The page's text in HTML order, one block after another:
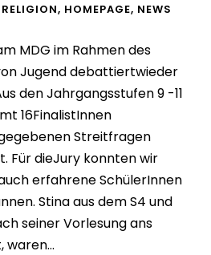
, HOMEPAGE, NEWS
MDG im Rahmen des
Jugend debattiertwieder
den Jahrgangsstufen 9 -11
16FinalistInnen
Streitfragen
Für dieJury konnten wir
erfahrene SchülerInnen
Stina aus dem S4 und
seiner Vorlesung ans
waren...